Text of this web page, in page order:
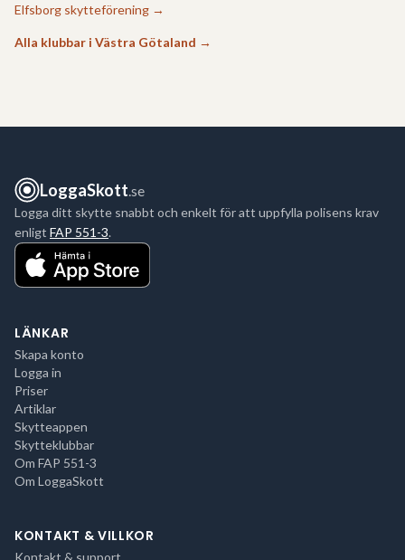
Elfsborg skytteförening →
Alla klubbar i Västra Götaland →
LoggaSkott.se
Logga ditt skytte snabbt och enkelt för att uppfylla polisens krav
enligt FAP 551-3.
LÄNKAR
Skapa konto
Logga in
Priser
Artiklar
Skytteappen
Skytteklubbar
Om FAP 551-3
Om LoggaSkott
KONTAKT & VILLKOR
Kontakt & support